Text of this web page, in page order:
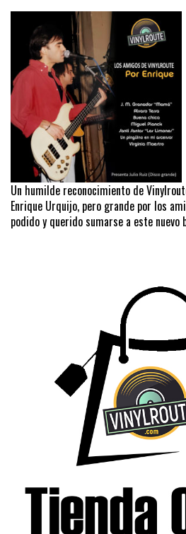
Un humilde reconocimiento de
Enrique Urquijo, pero grande por los
podido y querido sumarse a este